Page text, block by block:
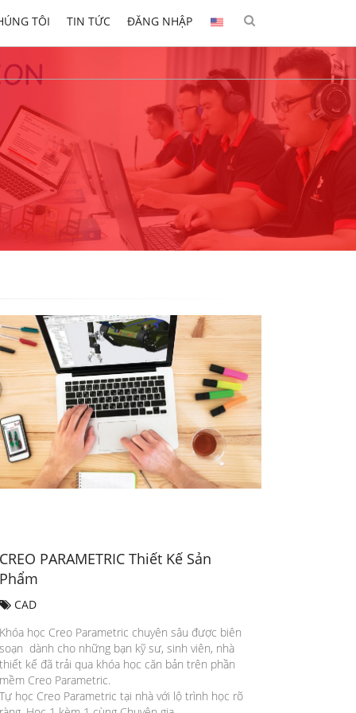
TÔI TIN TỨC ĐĂNG NHẬP
CREO PARAMETRIC Thiết Kế Sản
Phẩm
CAD
Khóa học Creo Parametric chuyên sâu được biên
soạn dành cho những bạn kỹ sư, sinh viên, nhà
thiết kế đã trải qua khóa học căn bản trên phần
mềm Creo Parametric.
Tự học Creo Parametric tại nhà với lộ trình học rõ